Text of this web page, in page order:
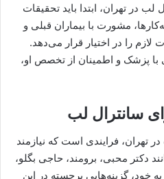
لب در تهران، ابتدا باید تحقیقات
مشورت با بیماران قبلی و
را در اختیار قرار می‌دهد.
پزشک و اطمینان از تخصص او،
سانترال لب
تهران، فرایندی است که نیازمند
دکتر محبی، برومند، حاجی بگلو،
خود، گزینه‌هایی برجسته در این